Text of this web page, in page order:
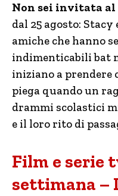
Non sei invitata
dal 25 agosto:
amiche che hanno
indimenticabili bat
iniziano a prendere
piega quando un
drammi scolastici
e il loro rito di
Film e serie
settimana –